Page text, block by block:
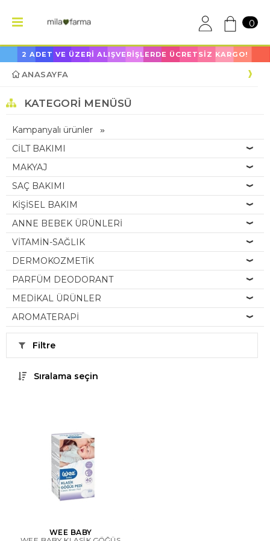
0
2 ADET VE ÜZERİ ALIŞVERİŞLERDE ÜCRETSİZ KARGO!
ANASAYFA
KATEGORI MENÜSÜ
Kampanyalı ürünler
CİLT BAKIMI
MAKYAJ
SAÇ BAKIMI
KİŞİSEL BAKIM
ANNE BEBEK ÜRÜNLERİ
VİTAMİN-SAĞLIK
DERMOKOZMETİK
PARFÜM DEODORANT
MEDİKAL ÜRÜNLER
AROMATERAPİ
Filtre
Sıralama seçin
WEE BABY